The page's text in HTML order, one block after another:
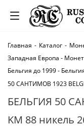
Главная - Каталог -
Западная Европа -
Бельгия до 1999 -
50 САНТИМОВ 1923
БЕЛЬГИЯ 50
KM 88 никель